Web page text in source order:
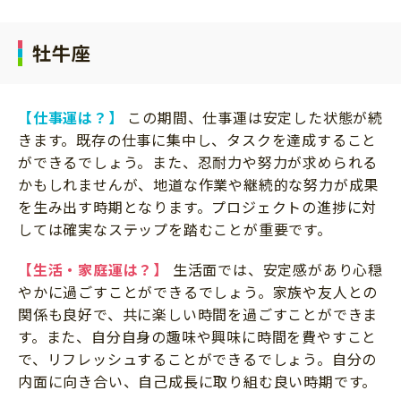
牡牛座
【仕事運は？】 この期間、仕事運は安定した状態が続
きます。既存の仕事に集中し、タスクを達成すること
ができるでしょう。また、忍耐力や努力が求められる
かもしれませんが、地道な作業や継続的な努力が成果
を生み出す時期となります。プロジェクトの進捗に対
しては確実なステップを踏むことが重要です。
【生活・家庭運は？】 生活面では、安定感があり心穏
やかに過ごすことができるでしょう。家族や友人との
関係も良好で、共に楽しい時間を過ごすことができま
す。また、自分自身の趣味や興味に時間を費やすこと
で、リフレッシュすることができるでしょう。自分の
内面に向き合い、自己成長に取り組む良い時期です。